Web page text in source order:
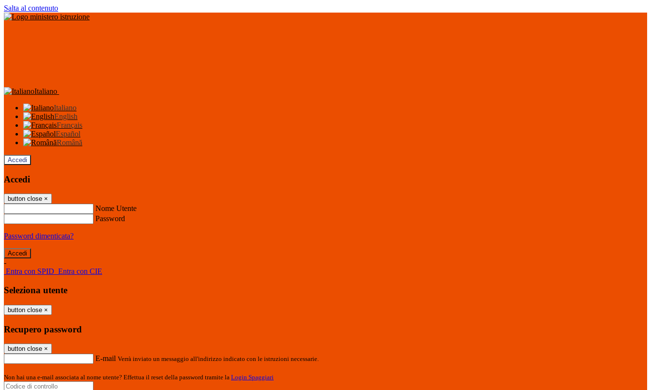
Salta al contenuto
Italiano
Italiano
English
Français
Español
Română
Accedi
Accedi
button close ×
Nome Utente
Password
Password dimenticata?
-
Entra con SPID Entra con CIE
Seleziona utente
button close ×
Recupero password
button close ×
E-mail Verrà inviato un messaggio all'indirizzo indicato con le istruzioni necessarie.
Non hai una e-mail associata al nome utente? Effettua il reset della password tramite la Login Spaggiari